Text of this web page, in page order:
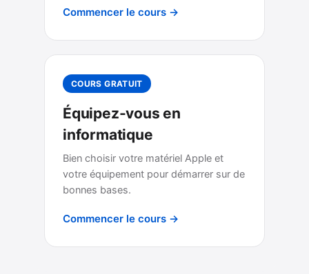
Commencer le cours →
COURS GRATUIT
Équipez-vous en
informatique
Bien choisir votre matériel Apple et
votre équipement pour démarrer sur de
bonnes bases.
Commencer le cours →